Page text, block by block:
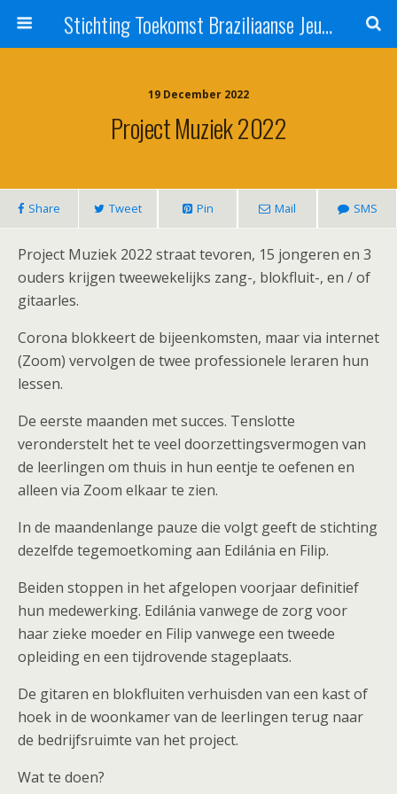
Stichting Toekomst Braziliaanse Jeugd
19 December 2022
Project Muziek 2022
Share Tweet Pin Mail SMS
Project Muziek 2022 straat tevoren, 15 jongeren en 3
ouders krijgen tweewekelijks zang-, blokfluit-, en / of
gitaarles.
Corona blokkeert de bijeenkomsten, maar via internet
(Zoom) vervolgen de twee professionele leraren hun
lessen.
De eerste maanden met succes. Tenslotte
veronderstelt het te veel doorzettingsvermogen van
de leerlingen om thuis in hun eentje te oefenen en
alleen via Zoom elkaar te zien.
In de maandenlange pauze die volgt geeft de stichting
dezelfde tegemoetkoming aan Edilánia en Filip.
Beiden stoppen in het afgelopen voorjaar definitief
hun medewerking. Edilánia vanwege de zorg voor
haar zieke moeder en Filip vanwege een tweede
opleiding en een tijdrovende stageplaats.
De gitaren en blokfluiten verhuisden van een kast of
hoek in de woonkamer van de leerlingen terug naar
de bedrijfsruimte van het project.
Wat te doen?